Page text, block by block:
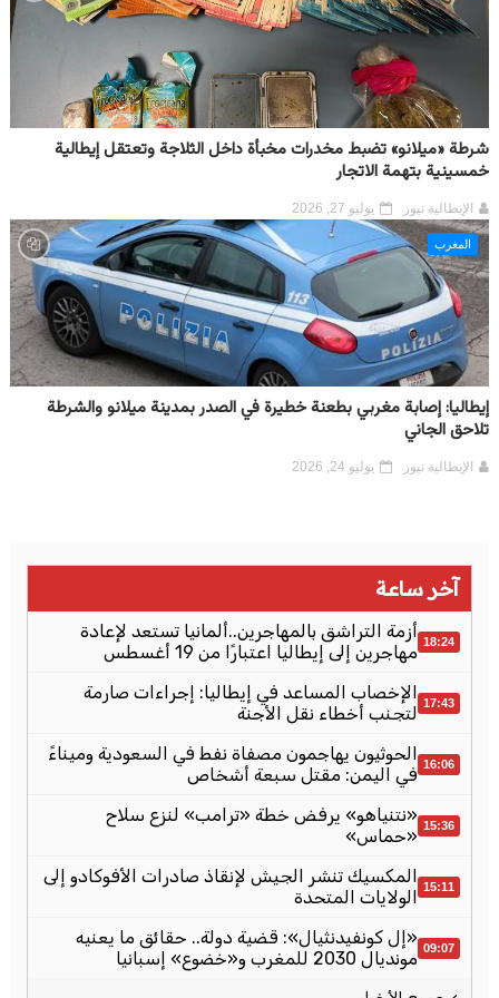
شرطة «ميلانو» تضبط مخدرات مخبأة داخل الثلاجة وتعتقل إيطالية
خمسينية بتهمة الاتجار
الإيطالية نيوز يوليو 27, 2026
المغرب
إيطاليا: إصابة مغربي بطعنة خطيرة في الصدر بمدينة ميلانو والشرطة
تلاحق الجاني
الإيطالية نيوز يوليو 24, 2026
آخر ساعة
18:24 أزمة التراشق بالمهاجرين..ألمانيا تستعد لإعادة
مهاجرين إلى إيطاليا اعتبارًا من 19 أغسطس
17:43 الإخصاب المساعد في إيطاليا: إجراءات صارمة
لتجنب أخطاء نقل الأجنة
16:06 الحوثيون يهاجمون مصفاة نفط في السعودية وميناءً
في اليمن: مقتل سبعة أشخاص
15:36 «نتنياهو» يرفض خطة «ترامب» لنزع سلاح
«حماس»
15:11 المكسيك تنشر الجيش لإنقاذ صادرات الأفوكادو إلى
الولايات المتحدة
09:07 «إل كونفيدنثيال»: قضية دولة.. حقائق ما يعنيه
مونديال 2030 للمغرب و«خضوع» إسبانيا